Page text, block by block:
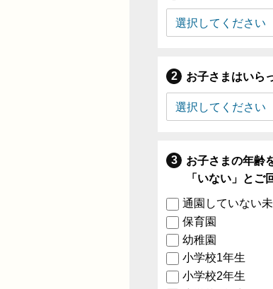
お子さまはいら
お子さまの年齢
「いない」とご
通園していない
保育園
幼稚園
小学校1年生
小学校2年生